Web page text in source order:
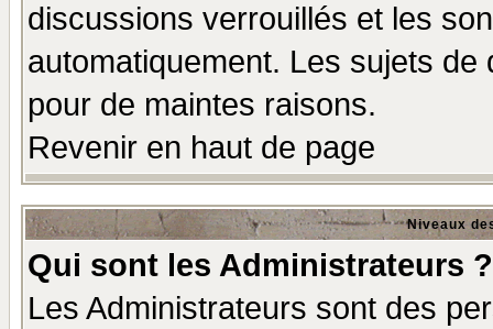
discussions verrouillés et les
automatiquement. Les sujets
pour de maintes raisons.
Revenir en haut de page
Niveaux
Qui sont les Administrateurs ?
Les Administrateurs sont des